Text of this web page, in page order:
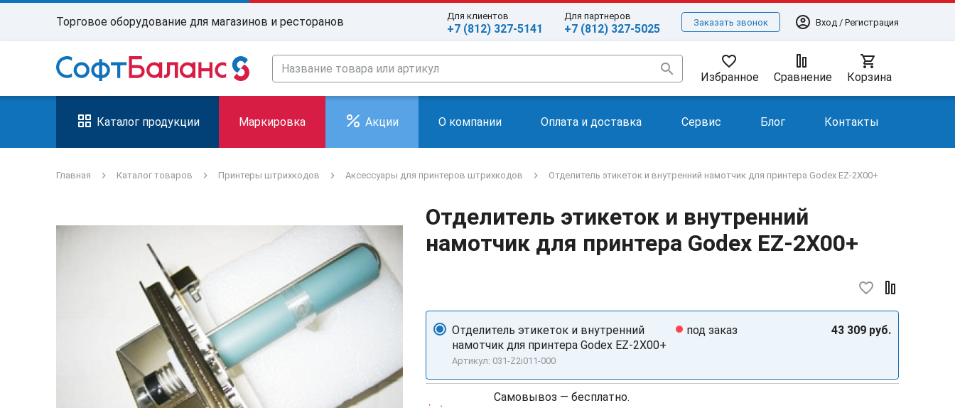
Торговое оборудование для магазинов и ресторанов Для клиентов
+7 (812) 327-5141
Для партнеров
+7 (812) 327-5025 Заказать звонок account_circle Вход / Регистрация
search favorite_border
Избранное Сравнение
shopping_cart
Корзина
Каталог продукции Маркировка Акции О компании Оплата и доставка Сервис Блог Контакты
Главная Каталог товаров Принтеры штрихкодов Аксессуары для принтеров штрихкодов Отделитель этикеток и внутренний намотчик для принтера Godex EZ-2X00+
Отделитель этикеток и внутренний
намотчик для принтера Godex EZ-2X00+
favorite_border
Отделитель этикеток и внутренний
намотчик для принтера Godex EZ-2X00+
Артикул: 031-Z2i011-000
под заказ 43 309 руб.
Самовывоз — бесплатно.